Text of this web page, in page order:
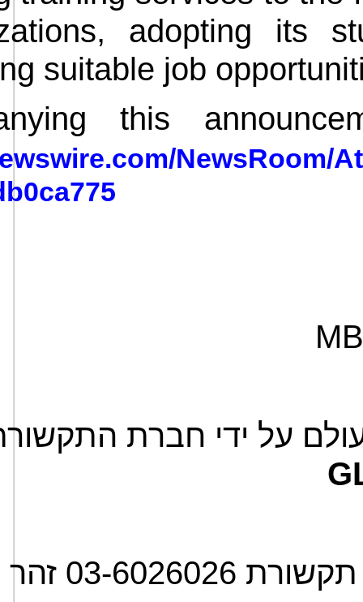
adopting its
suitable job
this
NewsRoom/
על ידי חברת
6026026 זהר 052-2641769